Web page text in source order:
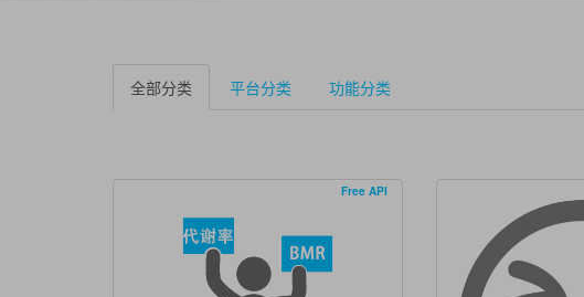
全部分类 平台分类 功能分类
Free API